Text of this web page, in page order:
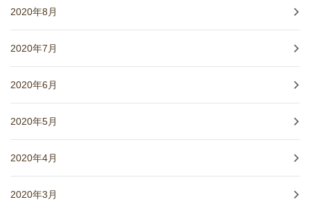
2020年8月
2020年7月
2020年6月
2020年5月
2020年4月
2020年3月